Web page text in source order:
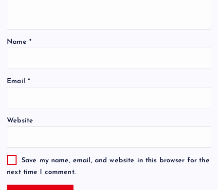
Name *
Email *
Website
Save my name, email, and website in this browser for the
next time I comment.